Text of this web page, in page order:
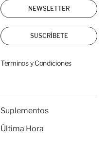
NEWSLETTER
SUSCRÍBETE
Términos y Condiciones
Suplementos
Última Hora